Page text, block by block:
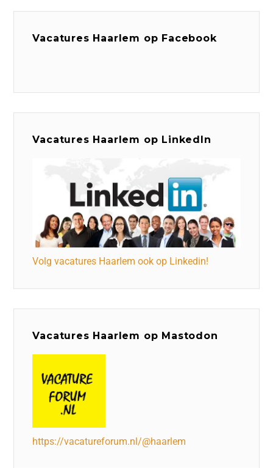
Vacatures Haarlem op Facebook
Vacatures Haarlem op LinkedIn
Volg vacatures Haarlem ook op Linkedin!
Vacatures Haarlem op Mastodon
https://vacatureforum.nl/@haarlem